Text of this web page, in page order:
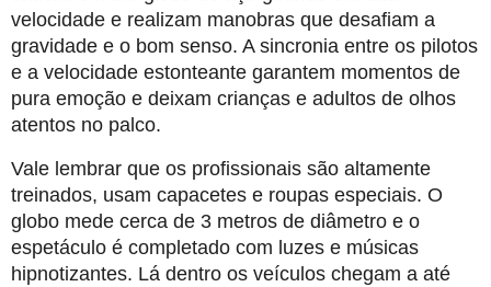
velocidade e realizam manobras que desafiam a
gravidade e o bom senso. A sincronia entre os pilotos
e a velocidade estonteante garantem momentos de
pura emoção e deixam crianças e adultos de olhos
atentos no palco.
Vale lembrar que os profissionais são altamente
treinados, usam capacetes e roupas especiais. O
globo mede cerca de 3 metros de diâmetro e o
espetáculo é completado com luzes e músicas
hipnotizantes. Lá dentro os veículos chegam a até